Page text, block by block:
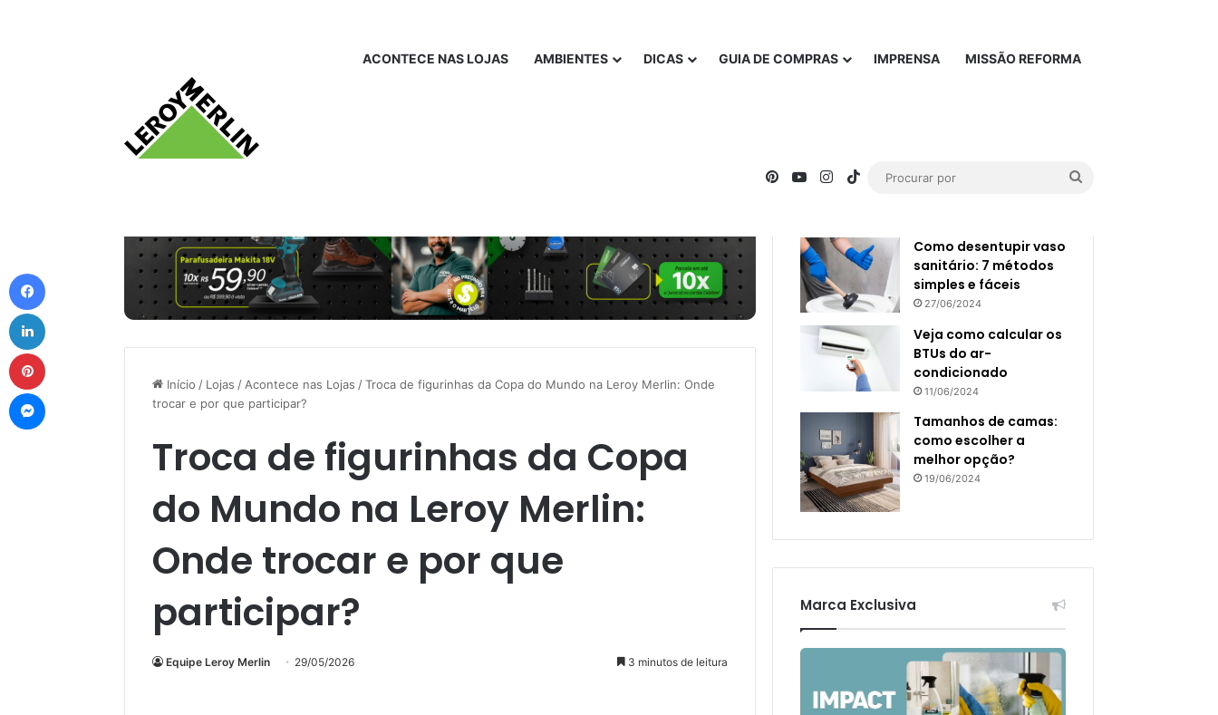
ACONTECE NAS LOJAS AMBIENTES DICAS GUIA DE COMPRAS IMPRENSA MISSÃO REFORMA
PinterestYouTubeInstagram
TikTok
Início / Lojas / Acontece nas Lojas /Troca de figurinhas da Copa do Mundo na Leroy Merlin: Onde
trocar e por que participar?
Troca de figurinhas da Copa
do Mundo na Leroy Merlin:
Onde trocar e por que
participar?
Equipe Leroy Merlin 29/05/2026 3 minutos de leitura
Popular
Como desentupir vaso
sanitário: 7 métodos
simples e fáceis
27/06/2024
Veja como calcular os
BTUs do ar-
condicionado
11/06/2024
Tamanhos de camas:
como escolher a
melhor opção?
19/06/2024
Marca Exclusiva